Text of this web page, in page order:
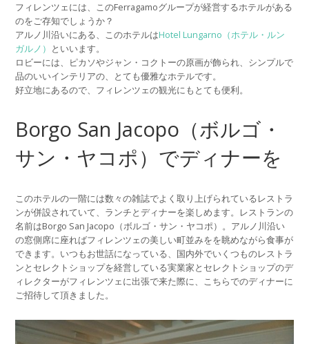
フィレンツェには、このFerragamoグループが経営するホテルがある
のをご存知でしょうか？
アルノ川沿いにある、このホテルはHotel Lungarno（ホテル・ルン
ガルノ） といいます。
ロビーには、ピカソやジャン・コクトーの原画が飾られ、シンプルで
品のいいインテリアの、とても優雅なホテルです。
好立地にあるので、フィレンツェの観光にもとても便利。
Borgo San Jacopo（ボルゴ・
サン・ヤコポ）でディナーを
このホテルの一階には数々の雑誌でよく取り上げられているレストラ
ンが併設されていて、ランチとディナーを楽しめます。レストランの
名前はBorgo San Jacopo（ボルゴ・サン・ヤコポ）。アルノ川沿い
の窓側席に座ればフィレンツェの美しい町並みをを眺めながら食事が
できます。いつもお世話になっている、国内外でいくつものレストラ
ンとセレクトショップを経営している実業家とセレクトショップのデ
ィレクターがフィレンツェに出張で来た際に、こちらでのディナーに
ご招待して頂きました。